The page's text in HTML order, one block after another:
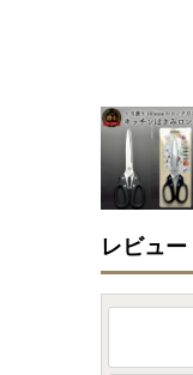
レビュー